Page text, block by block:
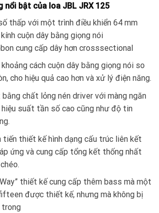
nổi bật của loa JBL JRX 125
thấp với một trình điều khiển 64 mm
cuộn dây bằng giọng nói
cung cấp dây hơn crosssectional
cách cuộn dây bằng giọng nói so
cho hiệu quả cao hơn và xử lý điện năng.
chất lỏng nén driver với màng ngăn
suất tần số cao cũng như độ tin
tiến thiết kế hình dạng cấu trúc liên kết
ứng và cung cấp tổng kết thống nhất
thiết kế cung cấp thêm bass mà một
được thiết kế, nhưng mà không bị